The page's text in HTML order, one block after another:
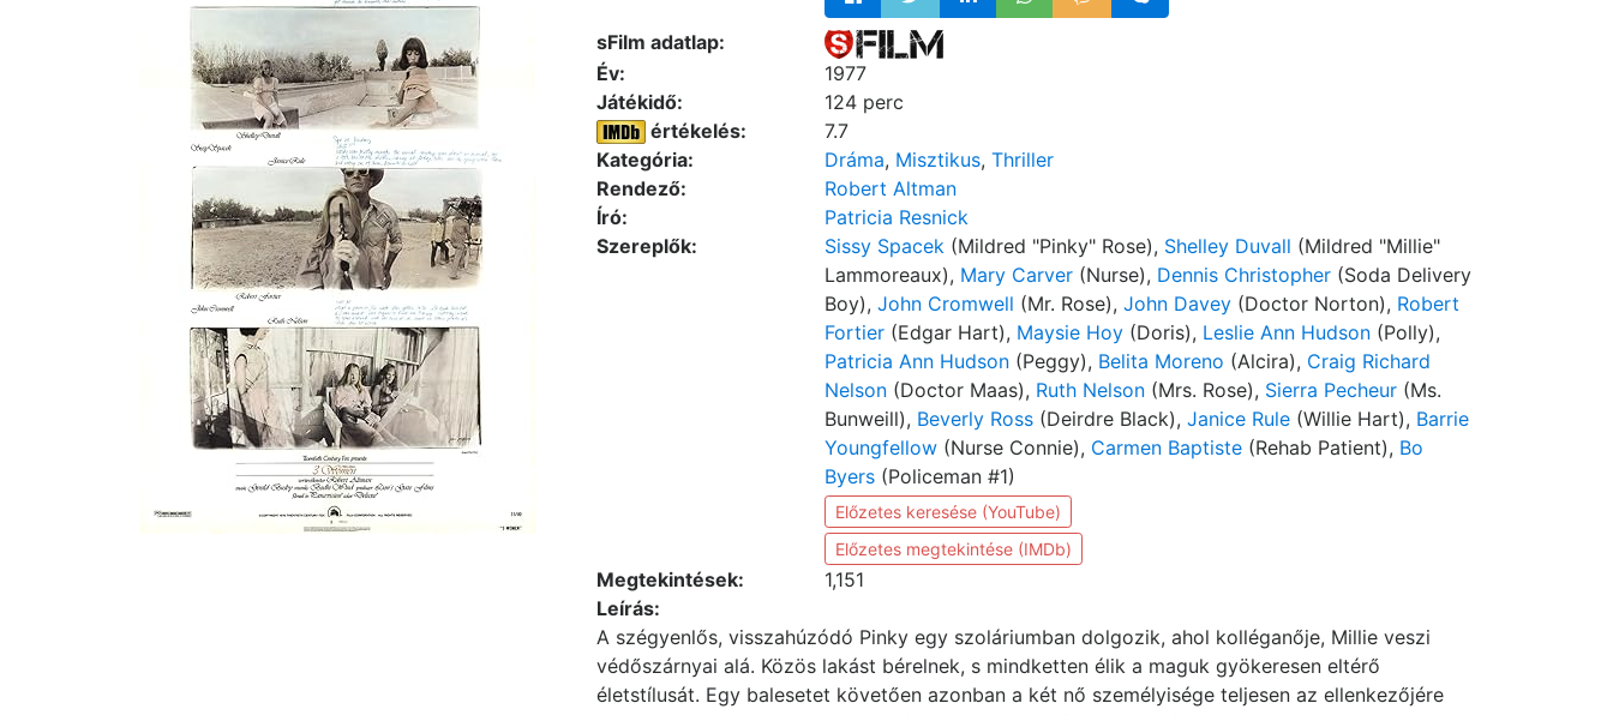
sFilm adatlap:
Év:
1977
Játékidő:
124 perc
értékelés:
7.7
Kategória:
Dráma, Misztikus, Thriller
Rendező:
Robert Altman
Író:
Patricia Resnick
Szereplők:
Sissy Spacek (Mildred "Pinky" Rose), Shelley Duvall (Mildred "Millie"
Lammoreaux), Mary Carver (Nurse), Dennis Christopher (Soda Delivery
Boy), John Cromwell (Mr. Rose), John Davey (Doctor Norton), Robert
Fortier (Edgar Hart), Maysie Hoy (Doris), Leslie Ann Hudson (Polly),
Patricia Ann Hudson (Peggy), Belita Moreno (Alcira), Craig Richard
Nelson (Doctor Maas), Ruth Nelson (Mrs. Rose), Sierra Pecheur (Ms.
Bunweill), Beverly Ross (Deirdre Black), Janice Rule (Willie Hart), Barrie
Youngfellow (Nurse Connie), Carmen Baptiste (Rehab Patient), Bo
Byers (Policeman #1)
Előzetes keresése (YouTube)
Előzetes megtekintése (IMDb)
Megtekintések:
1,151
Leírás:
A szégyenlős, visszahúzódó Pinky egy szoláriumban dolgozik, ahol kolléganője, Millie veszi
védőszárnyai alá. Közös lakást bérelnek, s mindketten élik a maguk gyökeresen eltérő
életstílusát. Egy balesetet követően azonban a két nő személyisége teljesen az ellenkezőjére